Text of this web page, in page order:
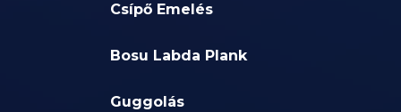
Csípő Emelés
Bosu Labda Plank
Guggolás